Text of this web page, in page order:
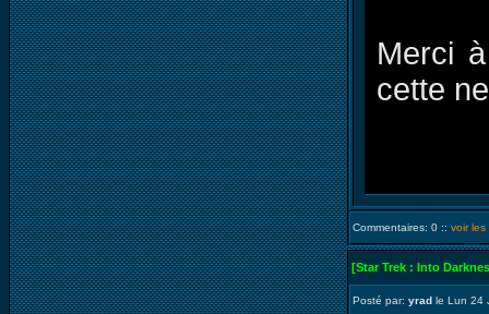
Merci
cette
Commentaires: 0 :: voir les
[Star Trek : Into
Posté par: yrad le Lun 24